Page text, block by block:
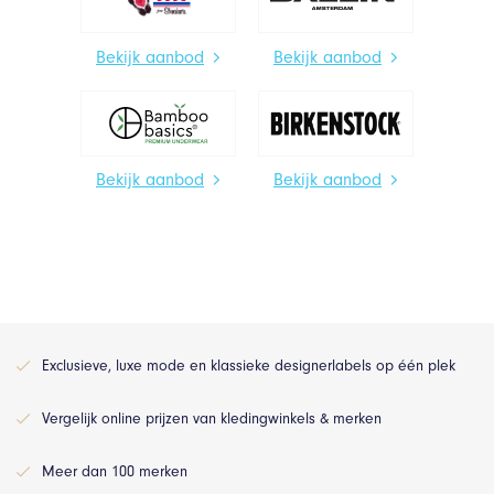
Bekijk aanbod Bekijk aanbod
Bekijk aanbod Bekijk aanbod
Exclusieve, luxe mode en klassieke designerlabels op één plek
Vergelijk online prijzen van kledingwinkels & merken
Meer dan 100 merken